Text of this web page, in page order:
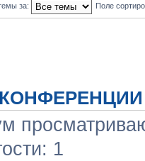
за: Поле
1